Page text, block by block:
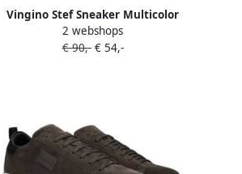
Vingino Stef Sneaker Multicolor
gray
2 webshops
€ 90,-€ 54,-